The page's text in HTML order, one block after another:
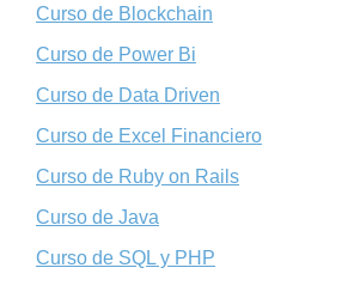
Curso de Blockchain
Curso de Power Bi
Curso de Data Driven
Curso de Excel Financiero
Curso de Ruby on Rails
Curso de Java
Curso de SQL y PHP